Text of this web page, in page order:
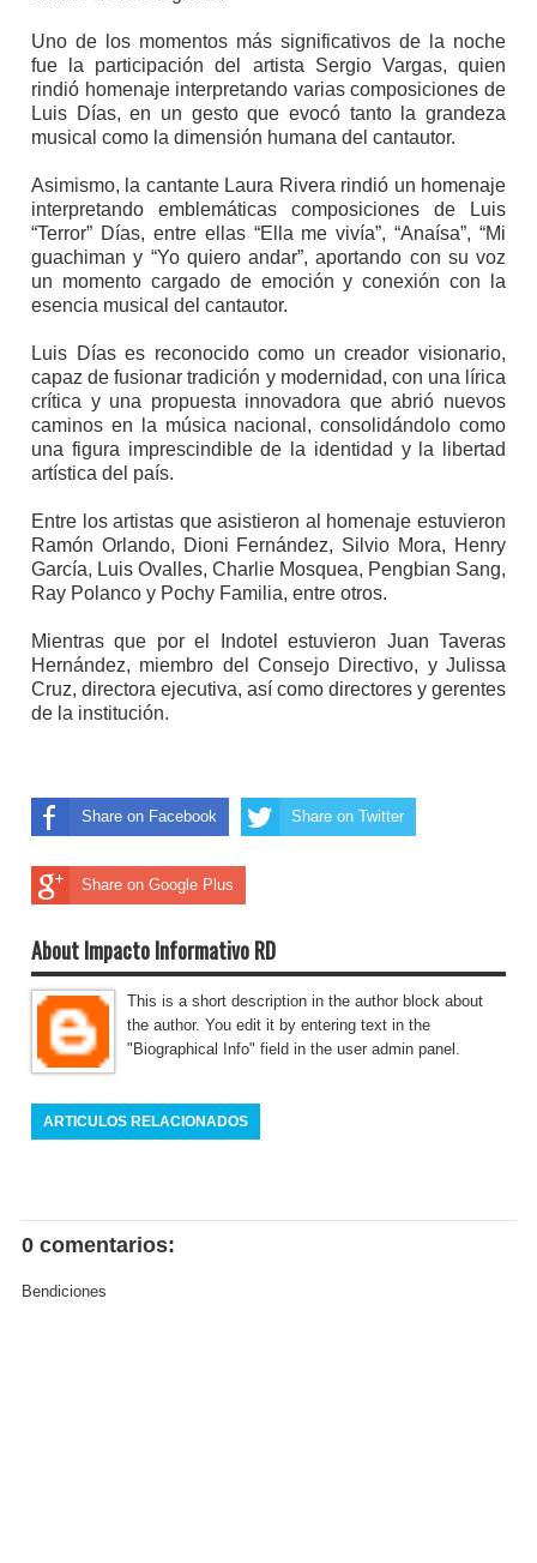
Uno de los momentos más significativos de la noche
fue la participación del artista Sergio Vargas, quien
rindió homenaje interpretando varias composiciones de
Luis Días, en un gesto que evocó tanto la grandeza
musical como la dimensión humana del cantautor.
Asimismo, la cantante Laura Rivera rindió un homenaje
interpretando emblemáticas composiciones de Luis
“Terror” Días, entre ellas “Ella me vivía”, “Anaísa”, “Mi
guachiman y “Yo quiero andar”, aportando con su voz
un momento cargado de emoción y conexión con la
esencia musical del cantautor.
Luis Días es reconocido como un creador visionario,
capaz de fusionar tradición y modernidad, con una lírica
crítica y una propuesta innovadora que abrió nuevos
caminos en la música nacional, consolidándolo como
una figura imprescindible de la identidad y la libertad
artística del país.
Entre los artistas que asistieron al homenaje estuvieron
Ramón Orlando, Dioni Fernández, Silvio Mora, Henry
García, Luis Ovalles, Charlie Mosquea, Pengbian Sang,
Ray Polanco y Pochy Familia, entre otros.
Mientras que por el Indotel estuvieron Juan Taveras
Hernández, miembro del Consejo Directivo, y Julissa
Cruz, directora ejecutiva, así como directores y gerentes
de la institución.
Share on Facebook Share on Twitter
Share on Google Plus
About Impacto Informativo RD
This is a short description in the author block about
the author. You edit it by entering text in the
"Biographical Info" field in the user admin panel.
ARTICULOS RELACIONADOS
0 comentarios:
Bendiciones